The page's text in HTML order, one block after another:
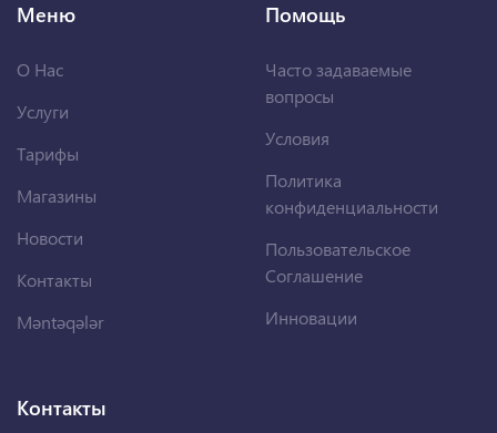
Меню
О Нас
Услуги
Тарифы
Магазины
Новости
Контакты
Məntəqələr
Помощь
Часто задаваемые
вопросы
Условия
Политика
конфиденциальности
Пользовательское
Соглашение
Инновации
Контакты